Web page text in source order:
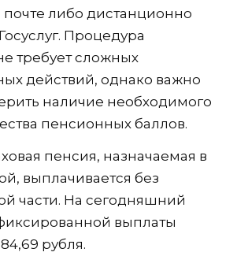
либо дистанционно
Процедура
требует сложных
действий, однако важно
наличие необходимого
пенсионных баллов.
пенсия, назначаемая в
выплачивается без
части. На сегодняшний
выплаты
рубля.